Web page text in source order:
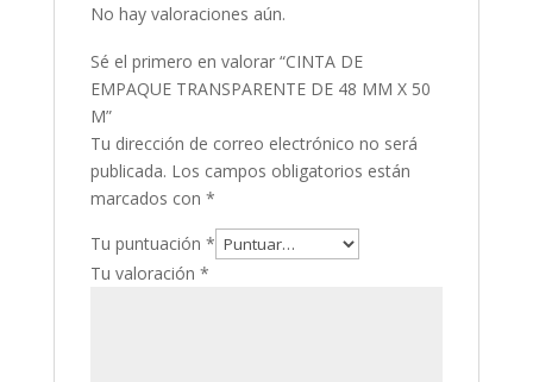
No hay valoraciones aún.
Sé el primero en valorar “CINTA DE
EMPAQUE TRANSPARENTE DE 48 MM X 50
M”
Tu dirección de correo electrónico no será
publicada. Los campos obligatorios están
marcados con *
Tu puntuación *
Tu valoración *